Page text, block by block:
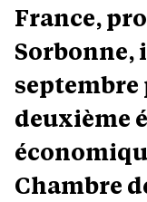
France,
Sorbonne,
deuxième
Chambre